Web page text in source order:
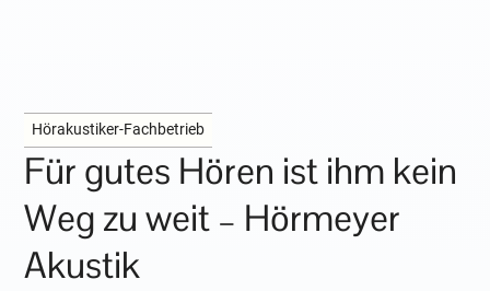
Hörakustiker-Fachbetrieb
Für gutes Hören ist ihm kein
Weg zu weit – Hörmeyer
Akustik